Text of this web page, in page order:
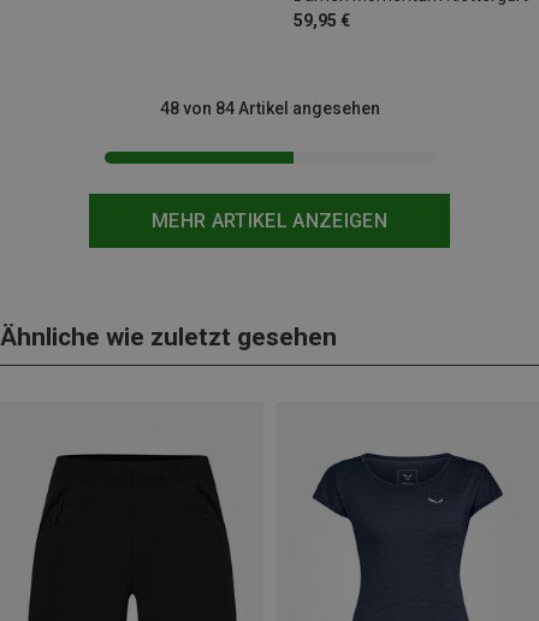
59,95 €
MEHR ARTIKEL ANZEIGEN
48 von 84 Artikel angesehen
Ähnliche wie zuletzt gesehen